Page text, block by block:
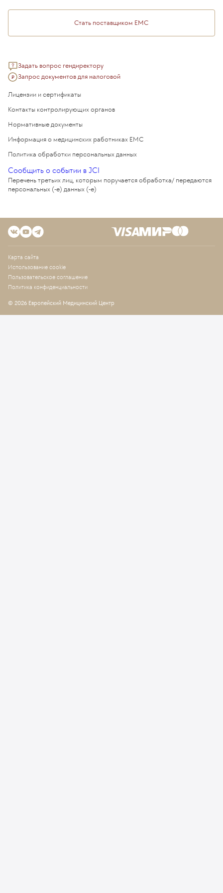
Стать поставщиком ЕМС
Задать вопрос гендиректору
Запрос документов для налоговой
Лицензии и сертификаты
Контакты контролирующих органов
Нормативные документы
Информация о медицинских работниках EMC
Политика обработки персональных данных
Сообщить о событии в JCI
Перечень третьих лиц, которым поручается обработка/ передаются
персональных (-е) данных (-е)
Карта сайта
Использование cookie
Пользовательское соглашение
Политика конфиденциальности
© 2026 Европейский Медицинский Центр